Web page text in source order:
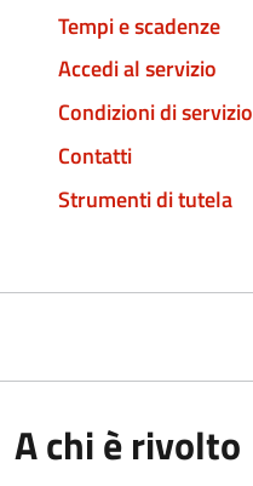
Tempi e scadenze
Accedi al servizio
Condizioni di servizio
Contatti
Strumenti di tutela
A chi è rivolto